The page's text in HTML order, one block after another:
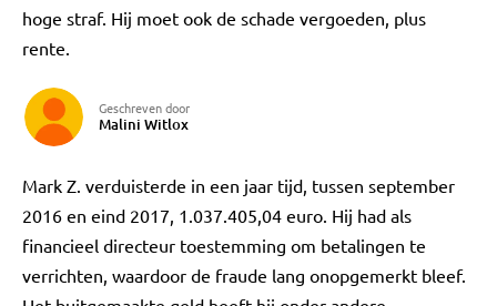
hoge straf. Hij moet ook de schade vergoeden, plus
rente.
Geschreven door
Malini Witlox
Mark Z. verduisterde in een jaar tijd, tussen september
2016 en eind 2017, 1.037.405,04 euro. Hij had als
financieel directeur toestemming om betalingen te
verrichten, waardoor de fraude lang onopgemerkt bleef.